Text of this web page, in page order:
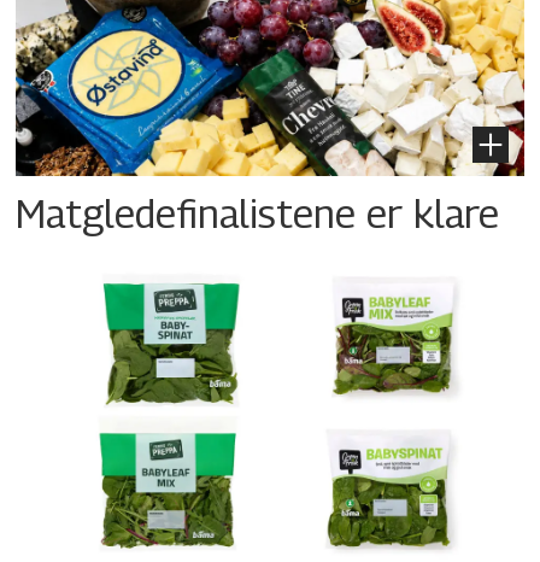
Matgledefinalistene er klare